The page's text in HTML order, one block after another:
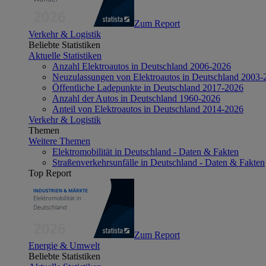
Zum Report
Verkehr & Logistik
Beliebte Statistiken
Aktuelle Statistiken
Anzahl Elektroautos in Deutschland 2006-2026
Neuzulassungen von Elektroautos in Deutschland 2003-
Öffentliche Ladepunkte in Deutschland 2017-2026
Anzahl der Autos in Deutschland 1960-2026
Anteil von Elektroautos in Deutschland 2014-2026
Verkehr & Logistik
Themen
Weitere Themen
Elektromobilität in Deutschland - Daten & Fakten
Straßenverkehrsunfälle in Deutschland - Daten & Fakten
Top Report
Zum Report
Energie & Umwelt
Beliebte Statistiken